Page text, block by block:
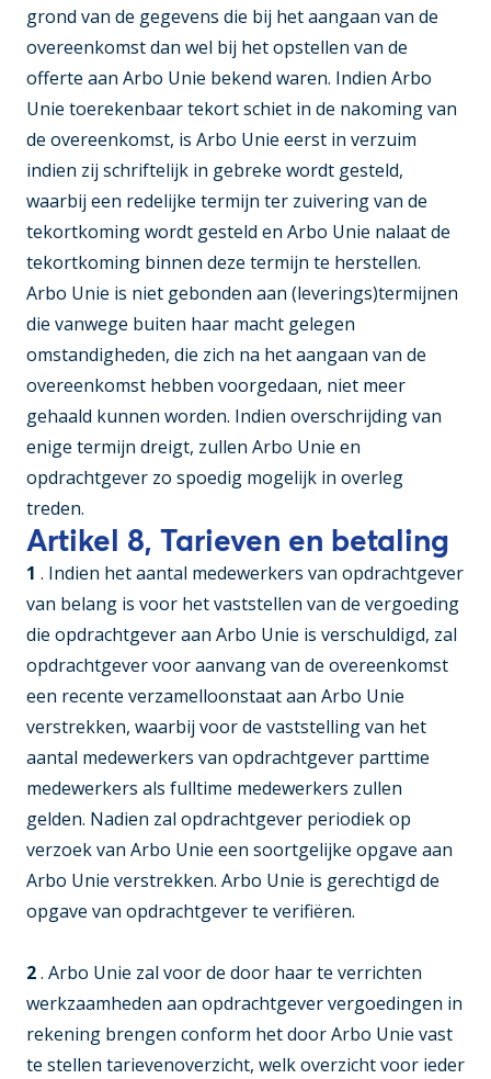
grond van de gegevens die bij het aangaan van de
overeenkomst dan wel bij het opstellen van de
offerte aan Arbo Unie bekend waren. Indien Arbo
Unie toerekenbaar tekort schiet in de nakoming van
de overeenkomst, is Arbo Unie eerst in verzuim
indien zij schriftelijk in gebreke wordt gesteld,
waarbij een redelijke termijn ter zuivering van de
tekortkoming wordt gesteld en Arbo Unie nalaat de
tekortkoming binnen deze termijn te herstellen.
Arbo Unie is niet gebonden aan (leverings)termijnen
die vanwege buiten haar macht gelegen
omstandigheden, die zich na het aangaan van de
overeenkomst hebben voorgedaan, niet meer
gehaald kunnen worden. Indien overschrijding van
enige termijn dreigt, zullen Arbo Unie en
opdrachtgever zo spoedig mogelijk in overleg
treden.
Artikel 8, Tarieven en betaling
1 . Indien het aantal medewerkers van opdrachtgever
van belang is voor het vaststellen van de vergoeding
die opdrachtgever aan Arbo Unie is verschuldigd, zal
opdrachtgever voor aanvang van de overeenkomst
een recente verzamelloonstaat aan Arbo Unie
verstrekken, waarbij voor de vaststelling van het
aantal medewerkers van opdrachtgever parttime
medewerkers als fulltime medewerkers zullen
gelden. Nadien zal opdrachtgever periodiek op
verzoek van Arbo Unie een soortgelijke opgave aan
Arbo Unie verstrekken. Arbo Unie is gerechtigd de
opgave van opdrachtgever te verifiëren.
2. Arbo Unie zal voor de door haar te verrichten
werkzaamheden aan opdrachtgever vergoedingen in
rekening brengen conform het door Arbo Unie vast
te stellen tarievenoverzicht, welk overzicht voor ieder